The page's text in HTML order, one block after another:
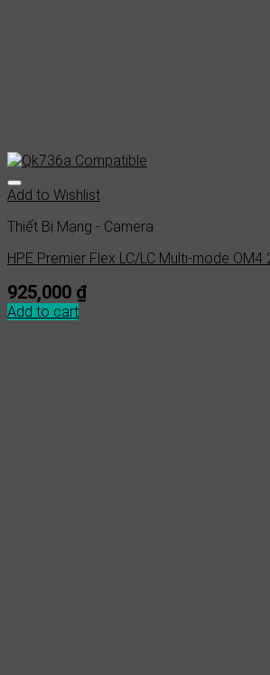
Add to Wishlist
Thiết Bị Mạng - Camera
HPE Premier Flex LC/LC Multi-mode
925,000 ₫
Add to cart